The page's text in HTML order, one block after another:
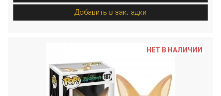
Добавить в закладки
НЕТ В НАЛИЧИИ